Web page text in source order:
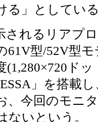
る」としてい
れるリアプ
61V型/52V型
(1,280×720ド
」を搭載
、今回のモニ
ないという。